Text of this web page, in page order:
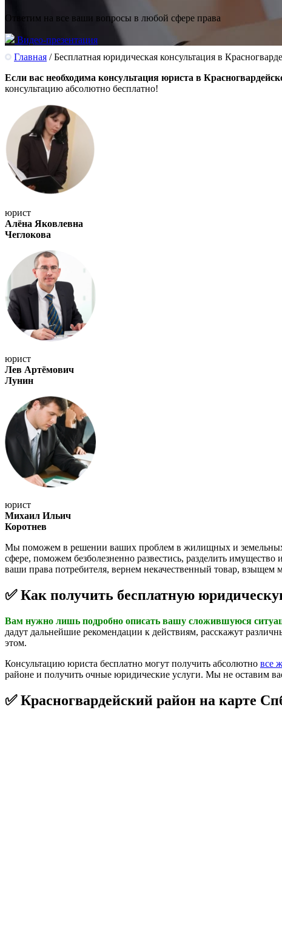
Ответим на все ваши вопросы в любой сфере права
Видео-презентация
Главная / Бесплатная юридическая консультация в
Если вас необходима консультация юриста в
консультацию абсолютно бесплатно!
юрист
Алёна Яковлевна
Чеглокова
юрист
Лев Артёмович
Лунин
юрист
Михаил Ильич
Коротнев
Мы поможем в решении ваших проблем в жилищных и земельных
сфере, поможем безболезненно развестись, разделить
ваши права потребителя, вернем некачественный товар,
✅ Как получить бесплатную
Вам нужно лишь подробно описать вашу сложившуюся
дадут дальнейшие рекомендации к действиям, расскажут
этом.
Консультацию юриста бесплатно могут получить абсолютно все
районе и получить очные юридические услуги. Мы не оставим
✅ Красногвардейский район на карте